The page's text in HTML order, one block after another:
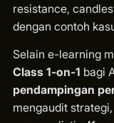
resistance,
dengan contoh
Selain e-learning
Class 1-on-1 bagi
pendampingan
mengaudit